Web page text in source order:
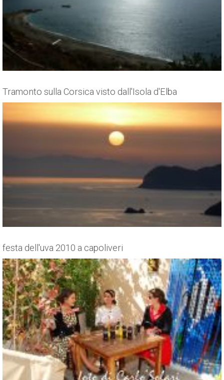
Tramonto sulla Corsica visto dall'Isola d'Elba
festa dell'uva 2010 a capoliveri